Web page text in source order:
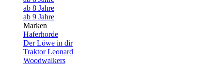
ab 8 Jahre
ab 9 Jahre
Marken
Haferhorde
Der Löwe in dir
Traktor Leonard
Woodwalkers